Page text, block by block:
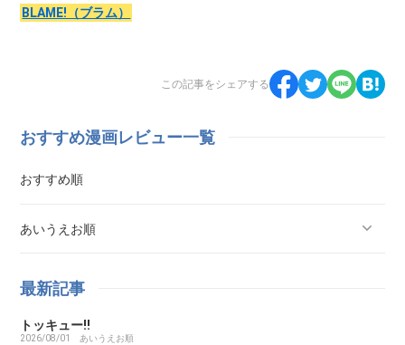
BLAME!（ブラム）
この記事をシェアする
おすすめ漫画レビュー一覧
おすすめ順
あいうえお順
ああ探偵事務所
ARMS（アームズ）
最新記事
トッキュー!!
2026/08/01 あいうえお順